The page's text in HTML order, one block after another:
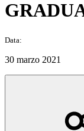
Data:
30 marzo 2021